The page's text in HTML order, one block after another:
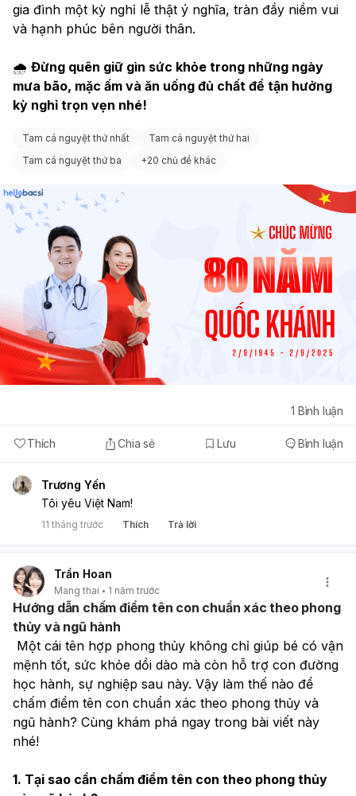
gia đình một kỳ nghỉ lễ thật ý nghĩa, tràn đầy niềm vui
và hạnh phúc bên người thân.
🌧 Đừng quên giữ gìn sức khỏe trong những ngày
mưa bão, mặc ấm và ăn uống đủ chất để tận hưởng
kỳ nghỉ trọn vẹn nhé!
Tam cá nguyệt thứ nhất
Tam cá nguyệt thứ hai
Tam cá nguyệt thứ ba
+20 chủ đề khác
Thích Chia sẻ Lưu Bình luận
1 Bình luận
Trương Yến
Tôi yêu Việt Nam!
11 tháng trước Thích Trả lời
Trần Hoan
Mang thai 1 năm trước
Hướng dẫn chấm điểm tên con chuẩn xác theo phong
thủy và ngũ hành
mệnh tốt, sức khỏe dồi dào mà còn hỗ trợ con đường
học hành, sự nghiệp sau này. Vậy làm thế nào để
chấm điểm tên con chuẩn xác theo phong thủy và
ngũ hành? Cùng khám phá ngay trong bài viết này
nhé!
1. Tại sao cần chấm điểm tên con theo phong thủy